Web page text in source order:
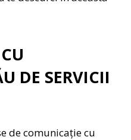
DE SERVICII
de comunicație cu